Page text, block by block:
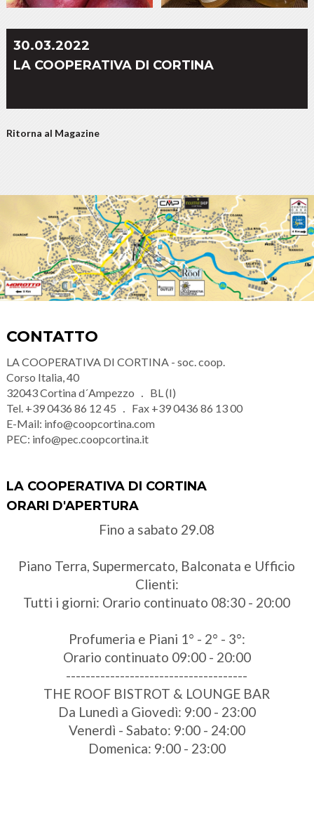
30.03.2022
LA COOPERATIVA DI CORTINA
Ritorna al Magazine
CONTATTO
LA COOPERATIVA DI CORTINA - soc. coop.
Corso Italia, 40
32043Cortina d´Ampezzo
BL (I)
Tel. +39 0436 86 12 45 Fax +39 0436 86 13 00
E-Mail: info@coopcortina.com
PEC: info@pec.coopcortina.it
LA COOPERATIVA DI CORTINA
ORARI D'APERTURA
Fino a sabato 29.08
Piano Terra, Supermercato, Balconata e Ufficio
Clienti:
Tutti i giorni: Orario continuato 08:30 - 20:00
Profumeria e Piani 1° - 2° - 3°:
Orario continuato 09:00 - 20:00
-------------------------------------
THE ROOF BISTROT & LOUNGE BAR
Da Lunedì a Giovedì: 9:00 - 23:00
Venerdì - Sabato: 9:00 - 24:00
Domenica: 9:00 - 23:00